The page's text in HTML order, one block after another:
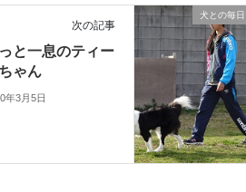
犬との毎日
次の記事
と一息のティー
ちゃん
年3月5日